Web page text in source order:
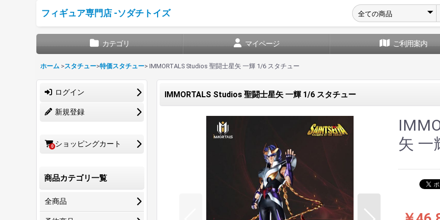
フィギュア専門店 -ソダチトイズ
カテゴリ マイページ ご利用案内
ホーム >スタチュー>特価スタチュー> IMMORTALS Studios 聖闘士星矢 一輝 1/6 スタチュー
ログイン
新規登録
0 ショッピングカート
商品カテゴリ一覧
全商品
IMMORTALS Studios 聖闘士星矢 一輝 1/6 スタチュー
矢 一